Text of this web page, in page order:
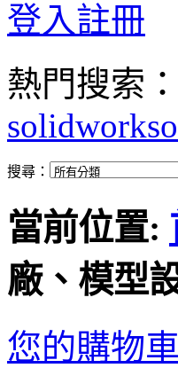
登入註冊
熱門搜索：
solidworks
搜尋：
當前位置:
廠、模型
您的購物